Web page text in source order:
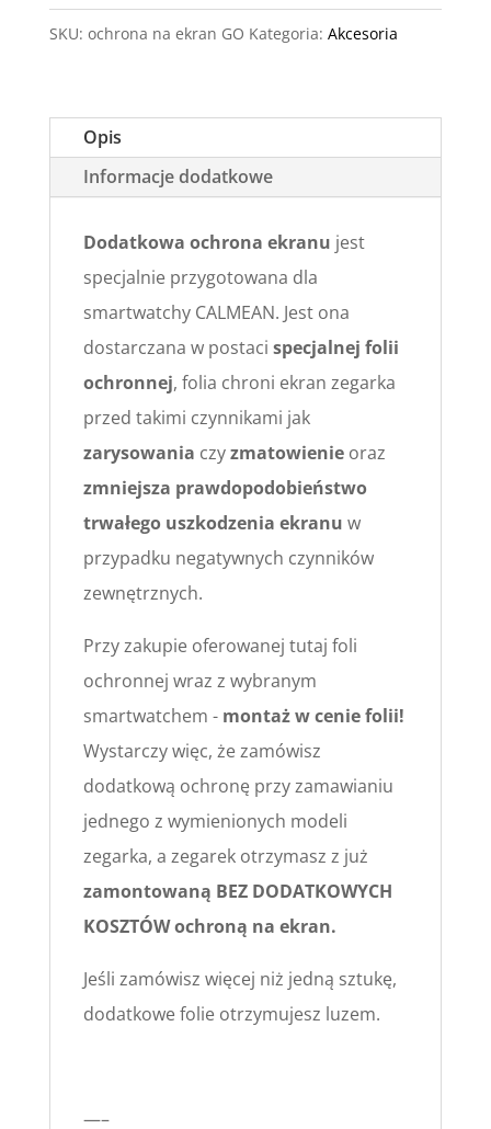
Ekran
różne
modele
SKU: ochrona na ekran GO Kategoria: Akcesoria
Opis
Informacje dodatkowe
Dodatkowa ochrona ekranu jest
specjalnie przygotowana dla
smartwatchy CALMEAN. Jest ona
dostarczana w postaci specjalnej folii
ochronnej, folia chroni ekran zegarka
przed takimi czynnikami jak
zarysowania czyzmatowienieoraz
zmniejsza prawdopodobieństwo
trwałego uszkodzenia ekranu w
przypadku negatywnych czynników
zewnętrznych.
Przy zakupie oferowanej tutaj foli
ochronnej wraz z wybranym
smartwatchem - montaż w cenie folii!
Wystarczy więc, że zamówisz
dodatkową ochronę przy zamawianiu
jednego z wymienionych modeli
zegarka, a zegarek otrzymasz z już
zamontowaną BEZ DODATKOWYCH
KOSZTÓW ochroną na ekran.
Jeśli zamówisz więcej niż jedną sztukę,
dodatkowe folie otrzymujesz luzem.
—–